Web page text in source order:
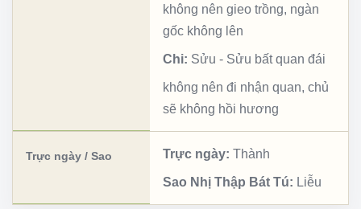
không nên gieo trồng, ngàn
gốc không lên
Chi: Sửu - Sửu bất quan đái
không nên đi nhận quan, chủ
sẽ không hồi hương
Trực ngày / Sao Trực ngày: Thành
Sao Nhị Thập Bát Tú: Liễu